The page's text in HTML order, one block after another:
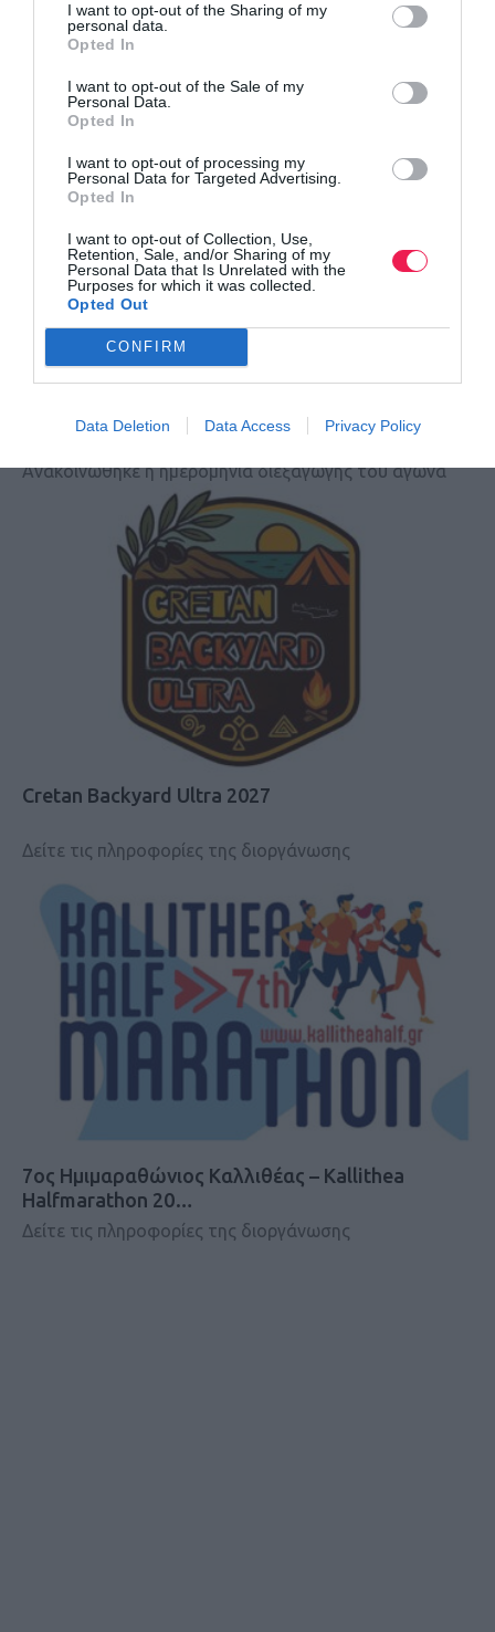
I want to opt-out of the Sharing of my
personal data.
Opted In
I want to opt-out of the Sale of my
Personal Data.
Opted In
I want to opt-out of processing my
Personal Data for Targeted Advertising.
Opted In
I want to opt-out of Collection, Use,
Retention, Sale, and/or Sharing of my
Personal Data that Is Unrelated with the
Purposes for which it was collected.
Opted Out
CONFIRM
Data Deletion Data Access Privacy Policy
ΔΕΙΤΕ ΕΠΙΣΗΣ
14ος Ημιμαραθώνιος Πάικου & 7ος Αγώνας 5km
Ανακοινώθηκε η ημερομηνία διεξαγωγής του αγώνα
Cretan Backyard Ultra 2027
Δείτε τις πληροφορίες της διοργάνωσης
7ος Ημιμαραθώνιος Καλλιθέας – Kallithea
Halfmarathon 20…
Δείτε τις πληροφορίες της διοργάνωσης